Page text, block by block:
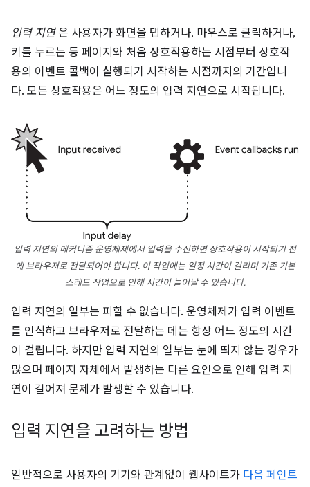
입력 지연은 사용자가 화면을 탭하거나, 마우스로 클릭하거나,
키를 누르는 등 페이지와 처음 상호작용하는 시점부터 상호작
용의 이벤트 콜백이 실행되기 시작하는 시점까지의 기간입니
다. 모든 상호작용은 어느 정도의 입력 지연으로 시작됩니다.
입력 지연의 메커니즘 운영체제에서 입력을 수신하면 상호작용이 시작되기 전
에 브라우저로 전달되어야 합니다. 이 작업에는 일정 시간이 걸리며 기존 기본
스레드 작업으로 인해 시간이 늘어날 수 있습니다.
입력 지연의 일부는 피할 수 없습니다. 운영체제가 입력 이벤트
를 인식하고 브라우저로 전달하는 데는 항상 어느 정도의 시간
이 걸립니다. 하지만 입력 지연의 일부는 눈에 띄지 않는 경우가
많으며 페이지 자체에서 발생하는 다른 요인으로 인해 입력 지
연이 길어져 문제가 발생할 수 있습니다.
입력 지연을 고려하는 방법
일반적으로 사용자의 기기와 관계없이 웹사이트가 다음 페인트